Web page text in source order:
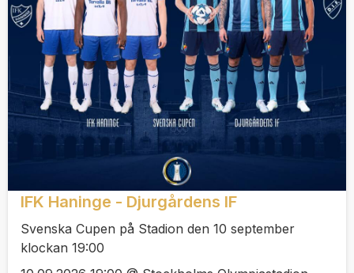
IFK Haninge - Djurgårdens IF
Svenska Cupen på Stadion den 10 september
klockan 19:00